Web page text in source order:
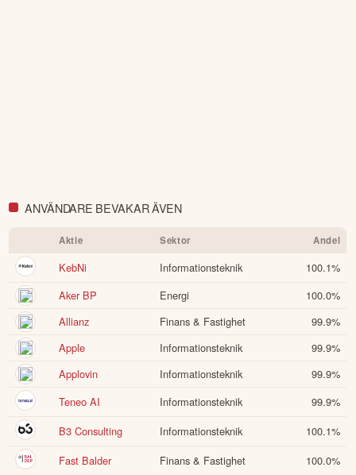
ANVÄNDARE BEVAKAR ÄVEN
Aktie Sektor Andel
KebNi Informationsteknik 100.1%
Aker BP
Energi 100.0%
Allianz
Finans & Fastighet 99.9%
Apple
Informationsteknik 99.9%
Applovin
Informationsteknik 99.9%
Teneo AI
Informationsteknik 99.9%
B3 Consulting
Informationsteknik 100.1%
Fast Balder
Finans & Fastighet 100.0%